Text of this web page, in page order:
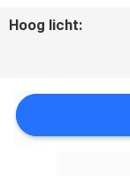
VERZOEK
SITEMAP
Hoog licht: